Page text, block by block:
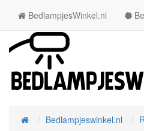
BedlampjesWinkel.nl
HomeBedlampjeswinkel.nl